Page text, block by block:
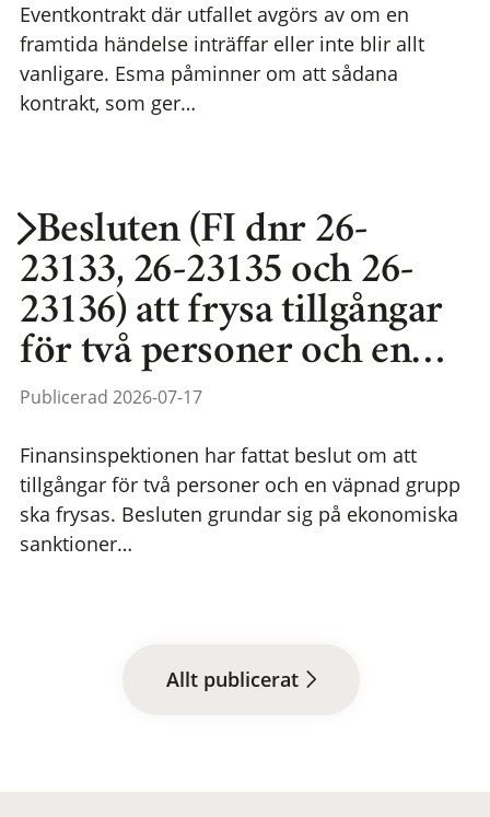
Eventkontrakt där utfallet avgörs av om en
framtida händelse inträffar eller inte blir allt
vanligare. Esma påminner om att sådana
kontrakt, som ger…
Besluten (FI dnr 26-
23133, 26-23135 och 26-
23136) att frysa tillgångar
för två personer och en…
Publicerad 2026-07-17
Finansinspektionen har fattat beslut om att
tillgångar för två personer och en väpnad grupp
ska frysas. Besluten grundar sig på ekonomiska
sanktioner…
Allt publicerat